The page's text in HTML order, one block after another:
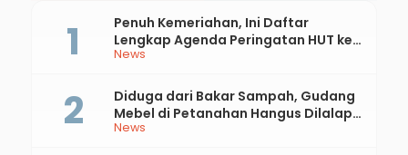
News
Penuh Kemeriahan, Ini Daftar
Lengkap Agenda Peringatan HUT ke-
81 RI dan Hari Jadi ke-397 Kabupaten
News
Diduga dari Bakar Sampah, Gudang
Mebel di Petanahan Hangus Dilalap
Api